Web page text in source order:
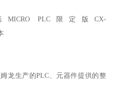
MICRO PLC限定版CX-
龙生产的PLC、元器件提供的整